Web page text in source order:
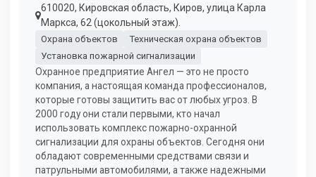
610020, Кировская область, Киров, улица Карла
Маркса, 62 (цокольный этаж).
Охрана объектов
Техническая охрана объектов
Установка пожарной сигнализации
Охранное предприятие Ангел — это не просто
компания, а настоящая команда профессионалов,
которые готовы защитить вас от любых угроз. В
2000 году они стали первыми, кто начал
использовать комплекс пожарно-охранной
сигнализации для охраны объектов. Сегодня они
обладают современными средствами связи и
патрульными автомобилями, а также надежными